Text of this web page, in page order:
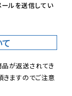
ルを送信してい
が返送されてき
ますのでご注意